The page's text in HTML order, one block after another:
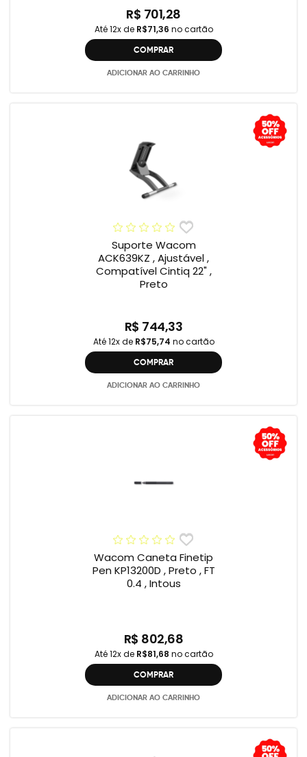
R$ 701,28
Até 12x de R$71,36 no cartão
COMPRAR
ADICIONAR AO CARRINHO
Suporte Wacom
ACK639KZ , Ajustável ,
Compatível Cintiq 22" ,
Preto
R$ 744,33
Até 12x de R$75,74 no cartão
COMPRAR
ADICIONAR AO CARRINHO
Wacom Caneta Finetip
Pen KP13200D , Preto , FT
0.4 , Intous
R$ 802,68
Até 12x de R$81,68 no cartão
COMPRAR
ADICIONAR AO CARRINHO